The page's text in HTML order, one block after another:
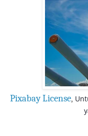
Pixabay License,